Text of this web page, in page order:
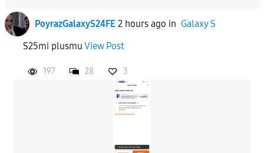
PoyrazGalaxyS24FE 2 hours ago in Galaxy S
S25mi plusmu View Post
197 28 3